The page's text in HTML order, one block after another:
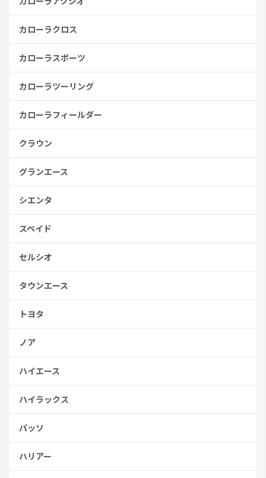
カローラクロス
カローラスポーツ
カローラツーリング
カローラフィールダー
クラウン
グランエース
シエンタ
スペイド
セルシオ
タウンエース
トヨタ
ノア
ハイエース
ハイラックス
パッソ
ハリアー